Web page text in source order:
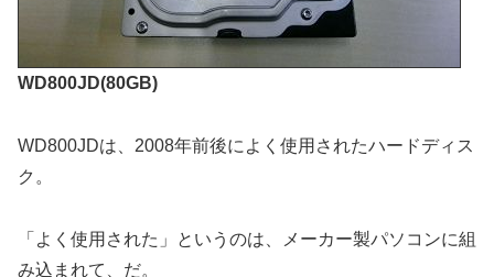
WD800JD(80GB)
WD800JDは、2008年前後によく使用されたハードディス
ク。
「よく使用された」というのは、メーカー製パソコンに組
み込まれて、だ。